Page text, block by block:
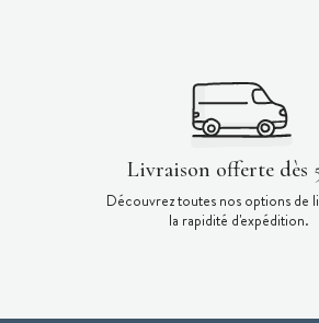
Livraison offerte dès
Découvrez toutes nos options de
la rapidité d'expédition.